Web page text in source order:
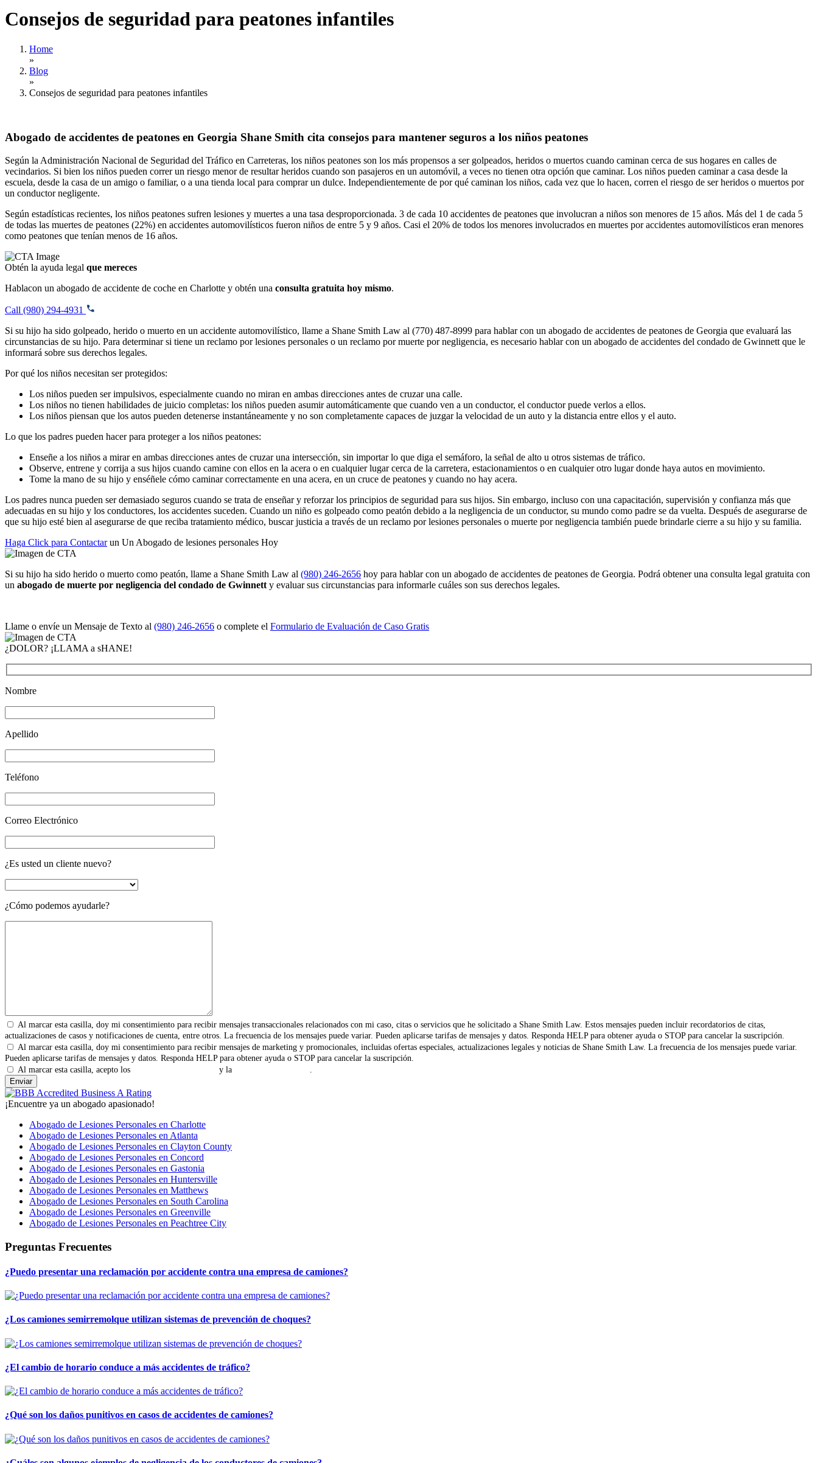
Consejos de seguridad para peatones infantiles
Home
»
Blog
»
Consejos de seguridad para peatones infantiles
Abogado de accidentes de peatones en Georgia Shane Smith cita consejos para mantener seguros a los niños peatones
Según la Administración Nacional de Seguridad del Tráfico en Carreteras, los niños peatones son los más propensos a ser golpeados, heridos o muertos cuando caminan cerca de sus hogares en calles de
vecindarios. Si bien los niños pueden correr un riesgo menor de resultar heridos cuando son pasajeros en un automóvil, a veces no tienen otra opción que caminar. Los niños pueden caminar a casa desde la
escuela, desde la casa de un amigo o familiar, o a una tienda local para comprar un dulce. Independientemente de por qué caminan los niños, cada vez que lo hacen, corren el riesgo de ser heridos o muertos por
un conductor negligente.
Según estadísticas recientes, los niños peatones sufren lesiones y muertes a una tasa desproporcionada. 3 de cada 10 accidentes de peatones que involucran a niños son menores de 15 años. Más del 1 de cada 5
de todas las muertes de peatones (22%) en accidentes automovilísticos fueron niños de entre 5 y 9 años. Casi el 20% de todos los menores involucrados en muertes por accidentes automovilísticos eran menores
como peatones que tenían menos de 16 años.
Obtén la ayuda legal que mereces
Hablacon un abogado de accidente de coche en Charlotte y obtén una consulta gratuita hoy mismo.
Call (980) 294-4931
Si su hijo ha sido golpeado, herido o muerto en un accidente automovilístico, llame a Shane Smith Law al (770) 487-8999 para hablar con un abogado de accidentes de peatones de Georgia que evaluará las
circunstancias de su hijo. Para determinar si tiene un reclamo por lesiones personales o un reclamo por muerte por negligencia, es necesario hablar con un abogado de accidentes del condado de Gwinnett que le
informará sobre sus derechos legales.
Por qué los niños necesitan ser protegidos:
Los niños pueden ser impulsivos, especialmente cuando no miran en ambas direcciones antes de cruzar una calle.
Los niños no tienen habilidades de juicio completas: los niños pueden asumir automáticamente que cuando ven a un conductor, el conductor puede verlos a ellos.
Los niños piensan que los autos pueden detenerse instantáneamente y no son completamente capaces de juzgar la velocidad de un auto y la distancia entre ellos y el auto.
Lo que los padres pueden hacer para proteger a los niños peatones:
Enseñe a los niños a mirar en ambas direcciones antes de cruzar una intersección, sin importar lo que diga el semáforo, la señal de alto u otros sistemas de tráfico.
Observe, entrene y corrija a sus hijos cuando camine con ellos en la acera o en cualquier lugar cerca de la carretera, estacionamientos o en cualquier otro lugar donde haya autos en movimiento.
Tome la mano de su hijo y enséñele cómo caminar correctamente en una acera, en un cruce de peatones y cuando no hay acera.
Los padres nunca pueden ser demasiado seguros cuando se trata de enseñar y reforzar los principios de seguridad para sus hijos. Sin embargo, incluso con una capacitación, supervisión y confianza más que
adecuadas en su hijo y los conductores, los accidentes suceden. Cuando un niño es golpeado como peatón debido a la negligencia de un conductor, su mundo como padre se da vuelta. Después de asegurarse de
que su hijo esté bien al asegurarse de que reciba tratamiento médico, buscar justicia a través de un reclamo por lesiones personales o muerte por negligencia también puede brindarle cierre a su hijo y su familia.
Haga Click para Contactarun Un Abogado de lesiones personales Hoy
Si su hijo ha sido herido o muerto como peatón, llame a Shane Smith Law al (980) 246-2656 hoy para hablar con un abogado de accidentes de peatones de Georgia. Podrá obtener una consulta legal gratuita con
un abogado de muerte por negligencia del condado de Gwinnett y evaluar sus circunstancias para informarle cuáles son sus derechos legales.
Llame o envíe un Mensaje de Texto al (980) 246-2656 o complete el Formulario de Evaluación de Caso Gratis
¿DOLOR? ¡LLAMA a sHANE!
Nombre
Apellido
Teléfono
Correo Electrónico
¿Es usted un cliente nuevo?
¿Cómo podemos ayudarle?
Al marcar esta casilla, doy mi consentimiento para recibir mensajes transaccionales relacionados con mi caso, citas o servicios que he solicitado a Shane Smith Law. Estos mensajes pueden incluir recordatorios de citas,
actualizaciones de casos y notificaciones de cuenta, entre otros. La frecuencia de los mensajes puede variar. Pueden aplicarse tarifas de mensajes y datos. Responda HELP para obtener ayuda o STOP para cancelar la suscripción.
Al marcar esta casilla, doy mi consentimiento para recibir mensajes de marketing y promocionales, incluidas ofertas especiales, actualizaciones legales y noticias de Shane Smith Law. La frecuencia de los mensajes puede variar.
Pueden aplicarse tarifas de mensajes y datos. Responda HELP para obtener ayuda o STOP para cancelar la suscripción.
Al marcar esta casilla, acepto los
y la
¡Encuentre ya un abogado apasionado!
Abogado de Lesiones Personales en Charlotte
Abogado de Lesiones Personales en Atlanta
Abogado de Lesiones Personales en Clayton County
Abogado de Lesiones Personales en Concord
Abogado de Lesiones Personales en Gastonia
Abogado de Lesiones Personales en Huntersville
Abogado de Lesiones Personales en Matthews
Abogado de Lesiones Personales en South Carolina
Abogado de Lesiones Personales en Greenville
Abogado de Lesiones Personales en Peachtree City
Preguntas Frecuentes
¿Puedo presentar una reclamación por accidente contra una empresa de camiones?
¿Los camiones semirremolque utilizan sistemas de prevención de choques?
¿El cambio de horario conduce a más accidentes de tráfico?
¿Qué son los daños punitivos en casos de accidentes de camiones?